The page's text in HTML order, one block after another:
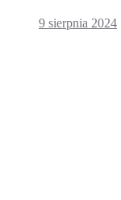
9 sierpnia 2024